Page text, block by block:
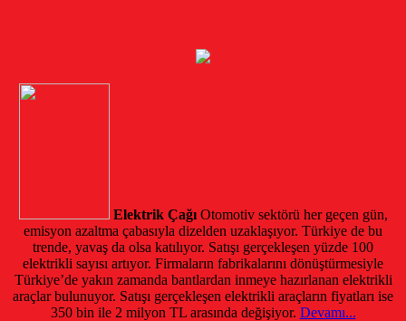
Elektrik Çağı Otomotiv sektörü her geçen gün,
emisyon azaltma çabasıyla dizelden uzaklaşıyor. Türkiye de bu
trende, yavaş da olsa katılıyor. Satışı gerçekleşen yüzde 100
elektrikli sayısı artıyor. Firmaların fabrikalarını dönüştürmesiyle
Türkiye’de yakın zamanda bantlardan inmeye hazırlanan elektrikli
araçlar bulunuyor. Satışı gerçekleşen elektrikli araçların fiyatları ise
350 bin ile 2 milyon TL arasında değişiyor. Devamı...